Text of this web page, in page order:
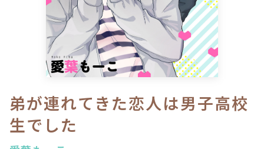
コミックガルド
コミッククリエ
弟が連れてきた恋人は男子高校
生でした